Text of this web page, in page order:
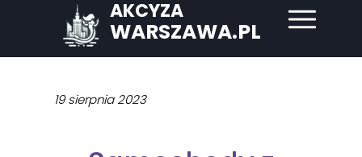
AKCYZA
WARSZAWA.PL
19 sierpnia 2023